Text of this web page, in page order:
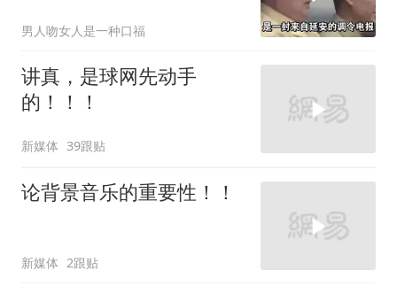
男人吻女人是一种口福
讲真，是球网先动手
的！！！
新媒体 39跟贴
论背景音乐的重要性！！
新媒体 2跟贴